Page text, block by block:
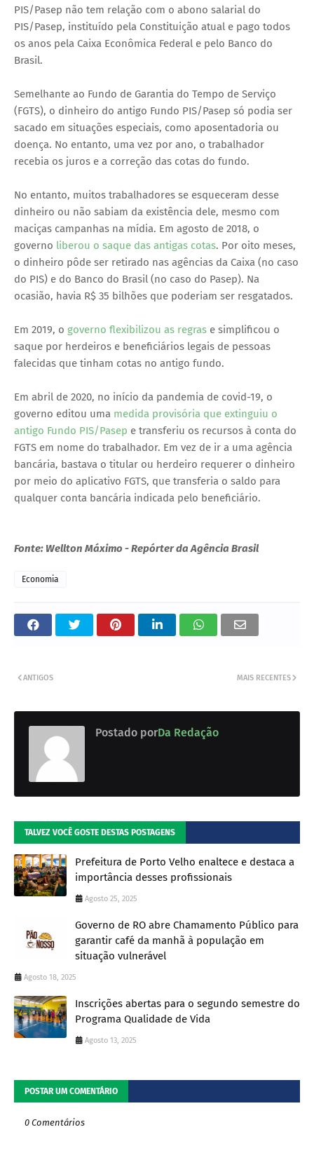
PIS/Pasep não tem relação com o abono salarial do
PIS/Pasep, instituído pela Constituição atual e pago todos
os anos pela Caixa Econômica Federal e pelo Banco do
Brasil.
Semelhante ao Fundo de Garantia do Tempo de Serviço
(FGTS), o dinheiro do antigo Fundo PIS/Pasep só podia ser
sacado em situações especiais, como aposentadoria ou
doença. No entanto, uma vez por ano, o trabalhador
recebia os juros e a correção das cotas do fundo.
No entanto, muitos trabalhadores se esqueceram desse
dinheiro ou não sabiam da existência dele, mesmo com
maciças campanhas na mídia. Em agosto de 2018, o
governo liberou o saque das antigas cotas. Por oito meses,
o dinheiro pôde ser retirado nas agências da Caixa (no caso
do PIS) e do Banco do Brasil (no caso do Pasep). Na
ocasião, havia R$ 35 bilhões que poderiam ser resgatados.
Em 2019, o governo flexibilizou as regras e simplificou o
saque por herdeiros e beneficiários legais de pessoas
falecidas que tinham cotas no antigo fundo.
Em abril de 2020, no início da pandemia de covid-19, o
governo editou uma medida provisória que extinguiu o
antigo Fundo PIS/Pasep e transferiu os recursos à conta do
FGTS em nome do trabalhador. Em vez de ir a uma agência
bancária, bastava o titular ou herdeiro requerer o dinheiro
por meio do aplicativo FGTS, que transferia o saldo para
qualquer conta bancária indicada pelo beneficiário.
Fonte: Wellton Máximo - Repórter da Agência Brasil
Economia
MAIS RECENTES
ANTIGOS
Postado porDa Redação
TALVEZ VOCÊ GOSTE DESTAS POSTAGENS
Prefeitura de Porto Velho enaltece e destaca a
importância desses profissionais
Agosto 25, 2025
Governo de RO abre Chamamento Público para
garantir café da manhã à população em
situação vulnerável
Agosto 18, 2025
Inscrições abertas para o segundo semestre do
Programa Qualidade de Vida
Agosto 13, 2025
POSTAR UM COMENTÁRIO
0 Comentários